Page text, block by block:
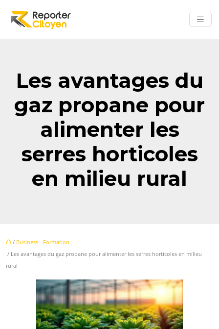
Les avantages du
gaz propane pour
alimenter les
serres horticoles
en milieu rural
/ Business - Formation
/ Les avantages du gaz propane pour alimenter les serres horticoles en milieu
rural